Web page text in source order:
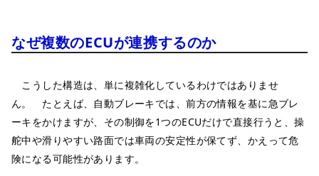
なぜ複数のECUが連携するのか
こうした構造は、単に複雑化しているわけではありませ
ん。 たとえば、自動ブレーキでは、前方の情報を基に急ブレ
ーキをかけますが、その制御を1つのECUだけで直接行うと、操
舵中や滑りやすい路面では車両の安定性が保てず、かえって危
険になる可能性があります。